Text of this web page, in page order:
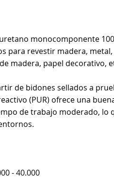
monocomponente
para revestir madera,
madera, papel decorativo,
de bidones sellados a
(PUR) ofrece una
de trabajo moderado, lo
- 40.000